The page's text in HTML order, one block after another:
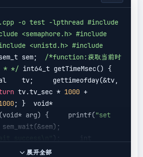
sb.sem_op = 1;
SEM_UNDO;
&sb, 1);    }
-o test -lpthread #include
<semaphore.h> #include
<unistd.h> #include
sem; /*function:获取当前时
• * */ int64_t getTimeMsec() {
tv;     gettimeofday(&tv,
tv.tv_sec * 1000 +
; }  void*
arg) {     printf("set
);     int
展开全部